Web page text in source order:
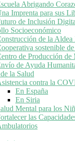
Abrigando
Imprenta para sus
de Inclusión
Socioeconómico
de la
sostenible
de Producción de
de Ayuda
la Salud
contra la
En España
En Siria
Mental para los
las